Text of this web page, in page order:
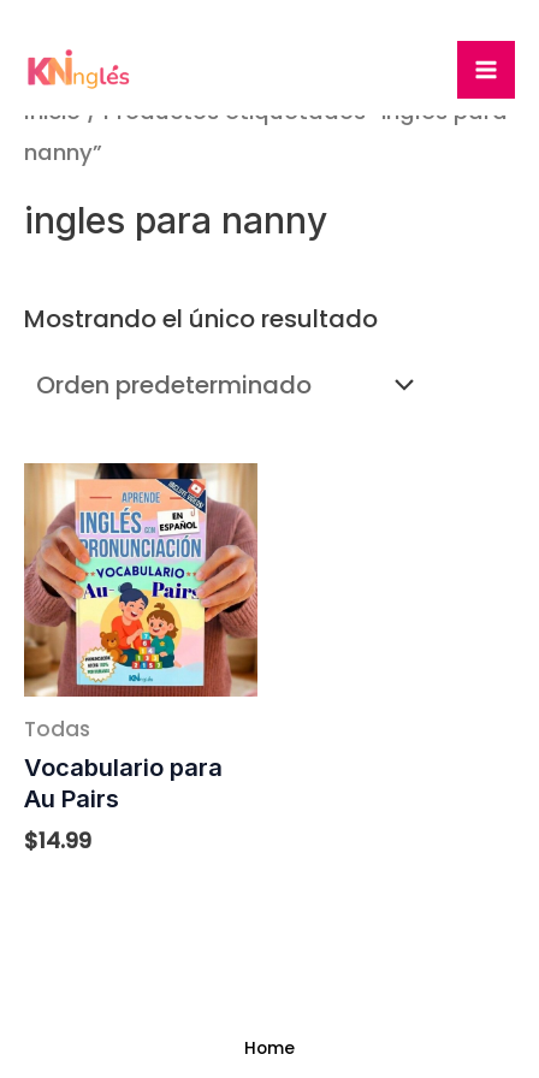
Inicio / Productos etiquetados “ingles para
nanny”
ingles para nanny
Mostrando el único resultado
Todas
Vocabulario para
Au Pairs
$14.99
Home